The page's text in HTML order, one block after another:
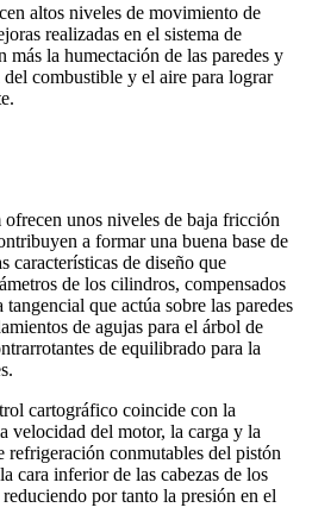
altos niveles de movimiento de
realizadas en el sistema de
más la humectación de las paredes y
combustible y el aire para lograr
unos niveles de baja fricción
a formar una buena base de
características de diseño que
de los cilindros, compensados
que actúa sobre las paredes
de agujas para el árbol de
de equilibrado para la
cartográfico coincide con la
velocidad del motor, la carga y la
refrigeración conmutables del pistón
cara inferior de las cabezas de los
por tanto la presión en el